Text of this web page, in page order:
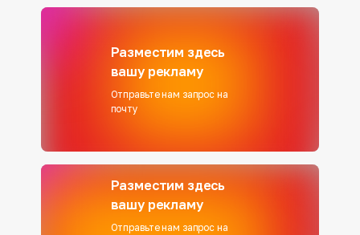
Разместим здесь
вашу рекламу
Отправьте нам запрос на
почту
Разместим здесь
вашу рекламу
Отправьте нам запрос на